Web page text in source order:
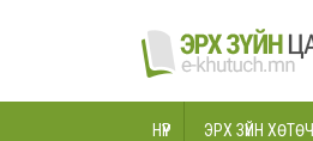
НҮҮР ЭРХ ЗҮЙН ХӨТӨЧ